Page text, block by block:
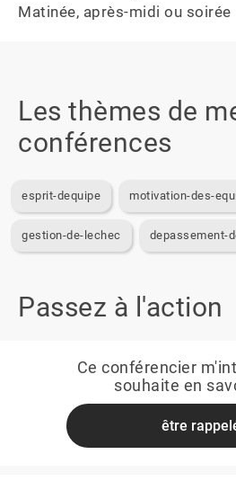
Matinée, après-midi ou soirée
Les thèmes de
conférences
esprit-dequipe motivation-des-
gestion-de-lechec depassement-
Passez à l'action
Ce conférencier
souhaite en
être